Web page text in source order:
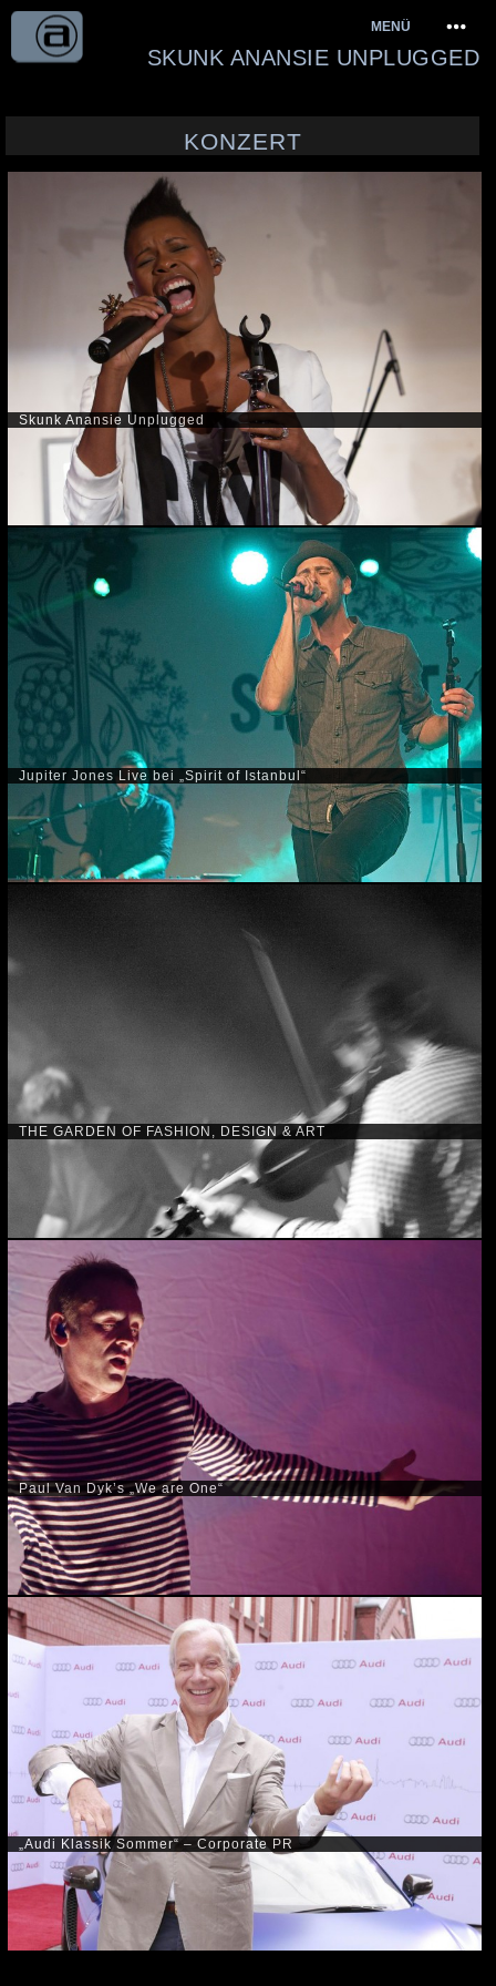
Springe
zum
SKUNK ANANSIE UNPLUGGED
MENÜ
KONZERT
Skunk Anansie Unplugged
Jupiter Jones Live bei „Spirit of Istanbul“
THE GARDEN OF FASHION, DESIGN & ART
Paul Van Dyk’s „We are One“
„Audi Klassik Sommer“ – Corporate PR